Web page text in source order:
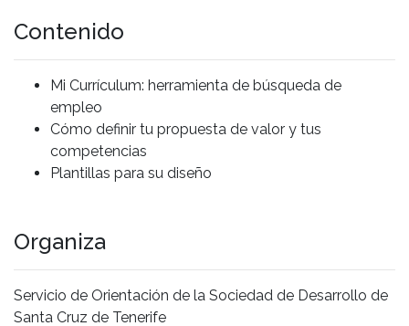
Contenido
Mi Currículum: herramienta de búsqueda de
empleo
Cómo definir tu propuesta de valor y tus
competencias
Plantillas para su diseño
Organiza
Servicio de Orientación de la Sociedad de Desarrollo de
Santa Cruz de Tenerife